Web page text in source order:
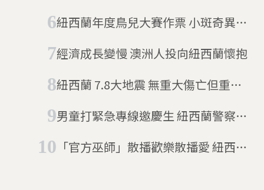
紐西蘭年度鳥兒大賽作票 小斑奇異鳥
經濟成長變慢 澳洲人投向紐西蘭懷抱
紐西蘭 7.8大地震 無重大傷亡但重建
男童打緊急專線邀慶生 紐西蘭警察：
「官方巫師」散播歡樂散播愛 紐西蘭